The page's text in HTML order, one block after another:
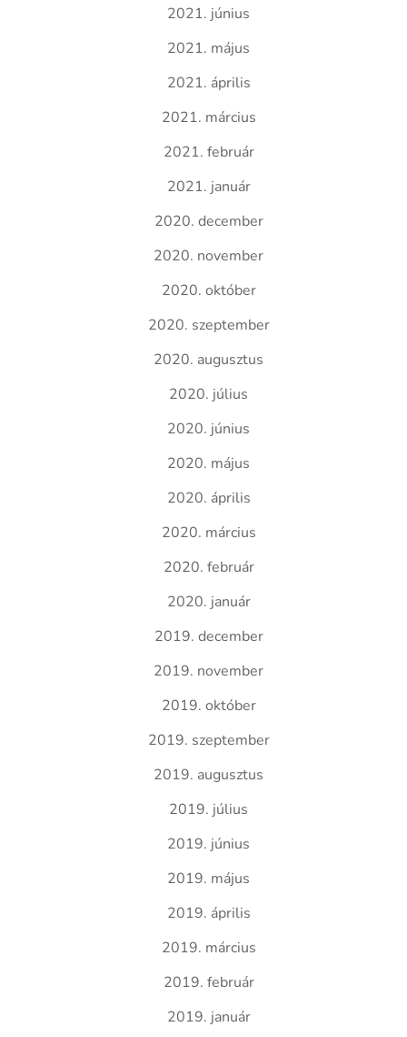
2021. június
2021. május
2021. április
2021. március
2021. február
2021. január
2020. december
2020. november
2020. október
2020. szeptember
2020. augusztus
2020. július
2020. június
2020. május
2020. április
2020. március
2020. február
2020. január
2019. december
2019. november
2019. október
2019. szeptember
2019. augusztus
2019. július
2019. június
2019. május
2019. április
2019. március
2019. február
2019. január